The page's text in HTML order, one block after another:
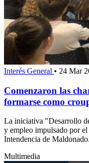
Interés General • 24 Mar
Comenzaron las
formarse como
La iniciativa "Desarrollo
y empleo impulsado por
Intendencia de
Multimedia